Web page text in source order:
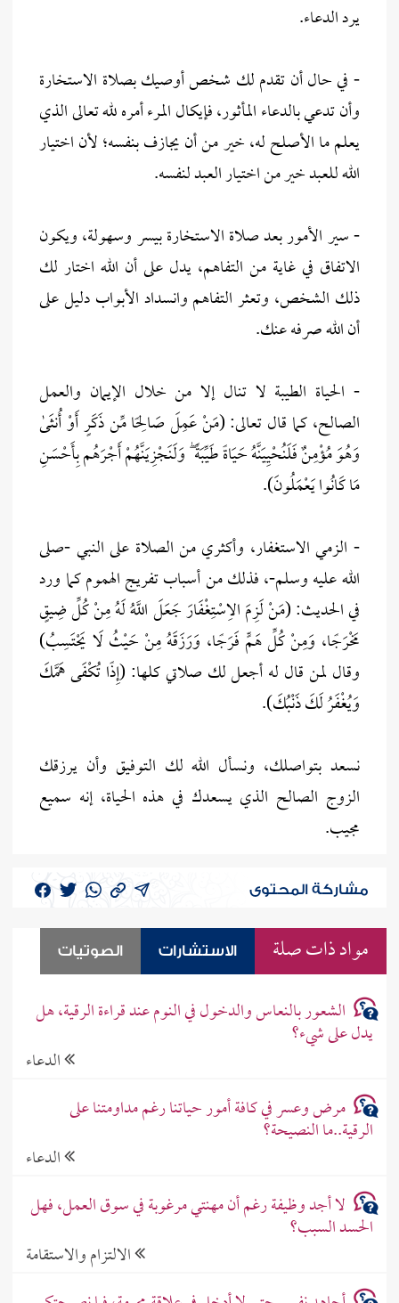
يرد الدعاء.
- في حال أن تقدم لك شخص أوصيك بصلاة الاستخارة
وأن تدعي بالدعاء المأثور، فإيكال المرء أمره لله تعالى الذي
يعلم ما الأصلح له، خير من أن يجازف بنفسه؛ لأن اختيار
الله للعبد خير من اختيار العبد لنفسه.
- سير الأمور بعد صلاة الاستخارة بيسر وسهولة، ويكون
الاتفاق في غاية من التفاهم، يدل على أن الله اختار لك
ذلك الشخص، وتعثر التفاهم وانسداد الأبواب دليل على
أن الله صرفه عنك.
- الحياة الطيبة لا تنال إلا من خلال الإيمان والعمل
الصالح، كما قال تعالى: (مَنْ عَمِلَ صَالِحًا مِّن ذَكَرٍ أَوْ أُنثَىٰ
وَهُوَ مُؤْمِنٌ فَلَنُحْيِيَنَّهُ حَيَاةً طَيِّبَةً ۖ وَلَنَجْزِيَنَّهُمْ أَجْرَهُم بِأَحْسَنِ
مَا كَانُوا يَعْمَلُونَ).
- الزمي الاستغفار، وأكثري من الصلاة على النبي -صلى
الله عليه وسلم-، فذلك من أسباب تفريج الهموم كما ورد
في الحديث: (مَنْ لَزِمَ الِاسْتِغْفَارَ جَعَلَ اللَّهُ لَهُ مِنْ كُلِّ ضِيقٍ
مَخْرَجًا، وَمِنْ كُلِّ هَمٍّ فَرَجًا، وَرَزَقَهُ مِنْ حَيْثُ لَا يَحْتَسِبُ)
وقال لمن قال له أجعل لك صلاتي كلها: (إِذًا تُكْفَى هَمَّكَ
وَيُغْفَرُ لَكَ ذَنْبُكَ).
نسعد بتواصلك، ونسأل الله لك التوفيق وأن يرزقك
الزوج الصالح الذي يسعدك في هذه الحياة، إنه سميع
مجيب.
مشاركة المحتوى
مواد ذات صلة الاستشارات الصوتيات
الشعور بالنعاس والدخول في النوم عند قراءة الرقية، هل
يدل على شيء؟
الدعاء
مرض وعسر في كافة أمور حياتنا رغم مداومتنا على
الرقية..ما النصيحة؟
الدعاء
لا أجد وظيفة رغم أن مهنتي مرغوبة في سوق العمل، فهل
الحسد السبب؟
الالتزام والاستقامة